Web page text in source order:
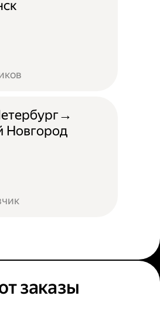
Новгород
заказы